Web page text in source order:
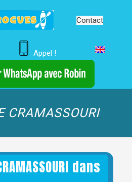
Contact
Appel !
CRAMASSOURI
dans